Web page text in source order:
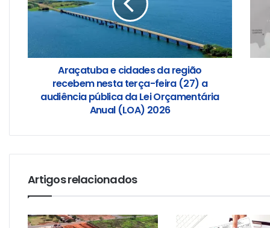
Araçatuba e cidades da região
recebem nesta terça-feira (27) a
audiência pública da Lei Orçamentária
Anual (LOA) 2026
Artigos relacionados